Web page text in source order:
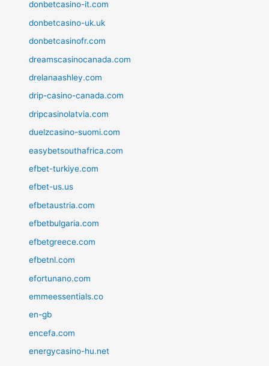
donbetcasino-it.com
donbetcasino-uk.uk
donbetcasinofr.com
dreamscasinocanada.com
drelanaashley.com
drip-casino-canada.com
dripcasinolatvia.com
duelzcasino-suomi.com
easybetsouthafrica.com
efbet-turkiye.com
efbet-us.us
efbetaustria.com
efbetbulgaria.com
efbetgreece.com
efbetnl.com
efortunano.com
emmeessentials.co
en-gb
encefa.com
energycasino-hu.net